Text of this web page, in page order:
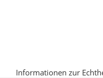
Informationen zur